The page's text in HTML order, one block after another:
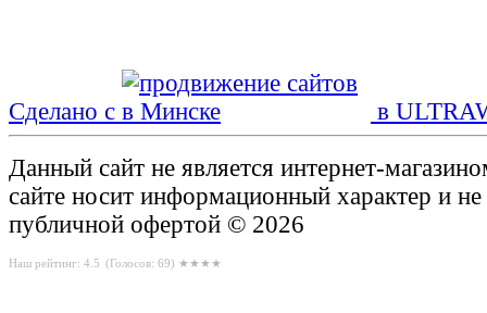
Сделано с в
Данный сайт не является интернет-
сайте носит информационный характер и не
публичной офертой © 2026
Наш рейтинг: 4.5 (Голосов: 69) ★★★★